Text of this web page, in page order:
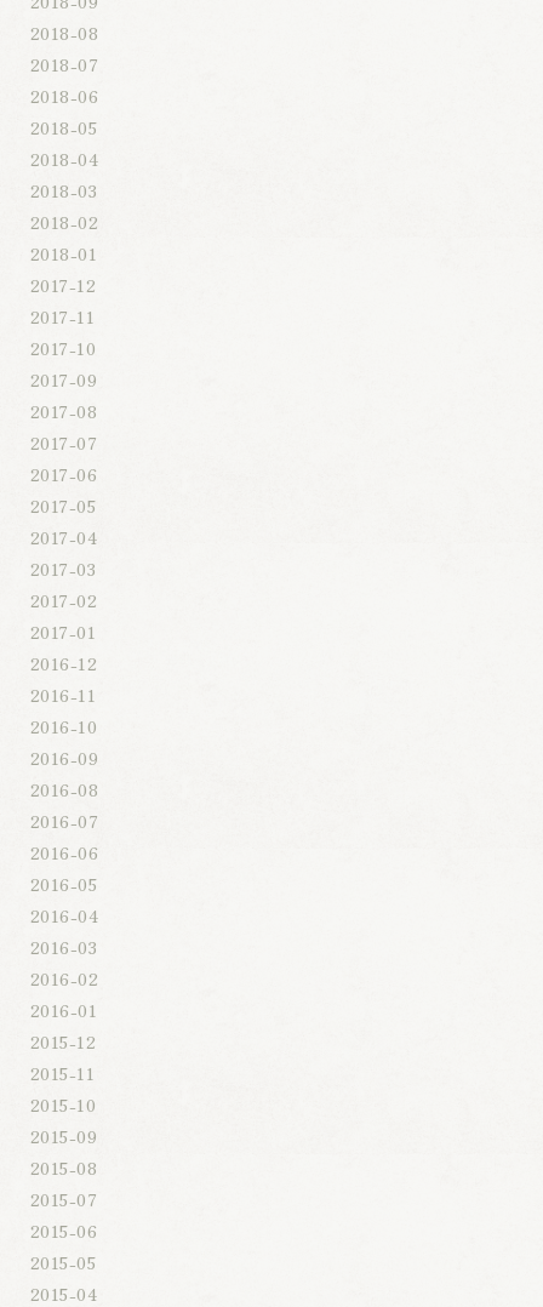
2018-08
2018-07
2018-06
2018-05
2018-04
2018-03
2018-02
2018-01
2017-12
2017-11
2017-10
2017-09
2017-08
2017-07
2017-06
2017-05
2017-04
2017-03
2017-02
2017-01
2016-12
2016-11
2016-10
2016-09
2016-08
2016-07
2016-06
2016-05
2016-04
2016-03
2016-02
2016-01
2015-12
2015-11
2015-10
2015-09
2015-08
2015-07
2015-06
2015-05
2015-04